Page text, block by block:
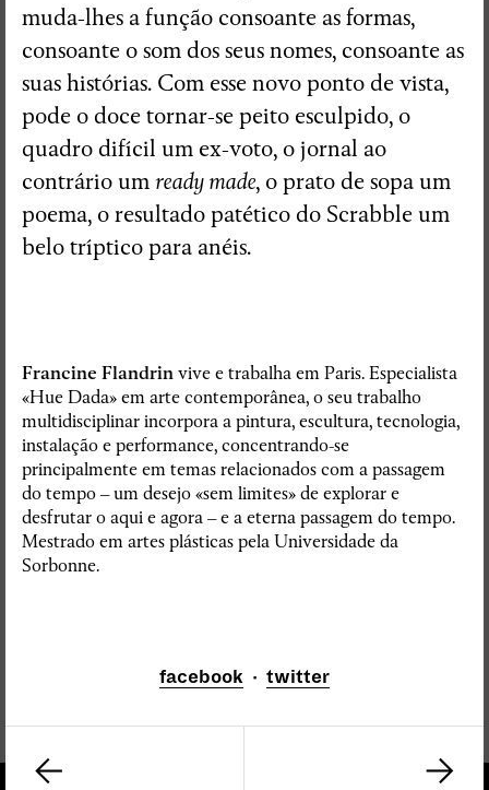
Avenidas
muda-lhes a função consoante as formas,
consoante o som dos seus nomes, consoante as
suas histórias. Com esse novo ponto de vista,
pode o doce tornar-se peito esculpido, o
quadro difícil um ex-voto, o jornal ao
contrário umready made, o prato de sopa um
poema, o resultado patético do Scrabble um
belo tríptico para anéis.
Francine Flandrinvive e trabalha em Paris. Especialista
«Hue Dada» em arte contemporânea, o seu trabalho
multidisciplinar incorpora a pintura, escultura, tecnologia,
instalação e performance, concentrando-se
principalmente em temas relacionados com a passagem
do tempo – um desejo «sem limites» de explorar e
desfrutar o aqui e agora – e a eterna passagem do tempo.
Mestrado em artes plásticas pela Universidade da
Sorbonne.
facebook · twitter